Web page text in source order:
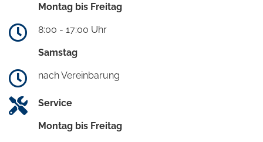
Montag bis Freitag
8:00 - 17:00 Uhr
Samstag
nach Vereinbarung
Service
Montag bis Freitag